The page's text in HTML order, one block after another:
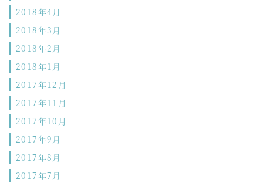
2018年4月
2018年3月
2018年2月
2018年1月
2017年12月
2017年11月
2017年10月
2017年9月
2017年8月
2017年7月